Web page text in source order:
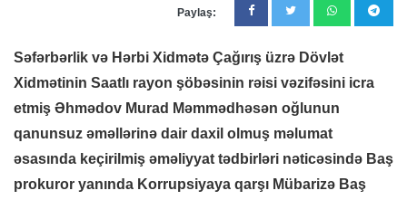
Paylaş:
Səfərbərlik və Hərbi Xidmətə Çağırış üzrə Dövlət
Xidmətinin Saatlı rayon şöbəsinin rəisi vəzifəsini icra
etmiş Əhmədov Murad Məmmədhəsən oğlunun
qanunsuz əməllərinə dair daxil olmuş məlumat
əsasında keçirilmiş əməliyyat tədbirləri nəticəsində Baş
prokuror yanında Korrupsiyaya qarşı Mübarizə Baş